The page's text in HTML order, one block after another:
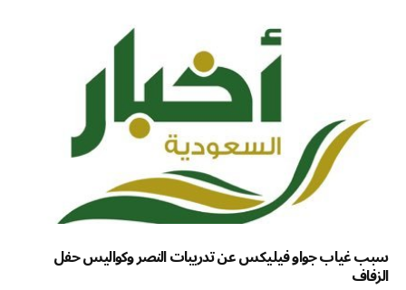
سبب غياب جواو فيليكس عن تدريبات النصر وكواليس حفل
الزفاف